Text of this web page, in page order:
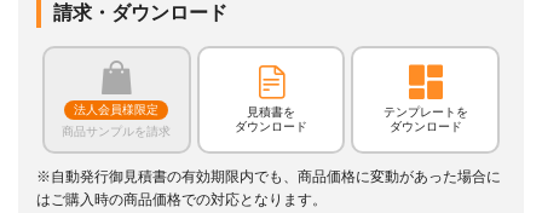
請求・ダウンロード
法人会員様限定
商品サンプルを請求
見積書を
ダウンロード
テンプレートを
ダウンロード
※自動発行御見積書の有効期限内でも、商品価格に変動があった場合に
はご購入時の商品価格での対応となります。